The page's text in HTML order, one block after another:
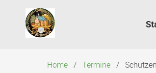
Navigation
überspringen
Home Termine